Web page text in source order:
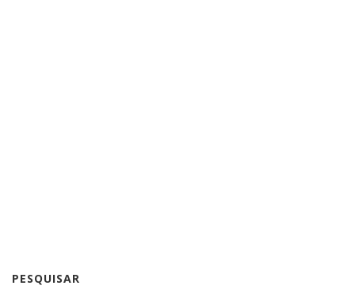
PESQUISAR